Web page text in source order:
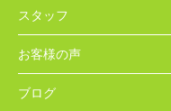
スタッフ
お客様の声
ブログ